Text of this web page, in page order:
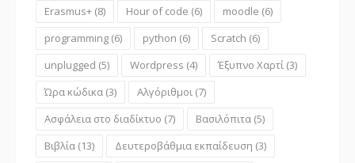
Erasmus+ (8) Hour of code (6) moodle (6)
programming (6) python (6) Scratch (6)
unplugged (5) Wordpress (4) Έξυπνο Χαρτί (3)
Ώρα κώδικα (3) Αλγόριθμοι (7)
Ασφάλεια στο διαδίκτυο (7) Βασιλόπιτα (5)
Βιβλία (13) Δευτεροβάθμια εκπαίδευση (3)